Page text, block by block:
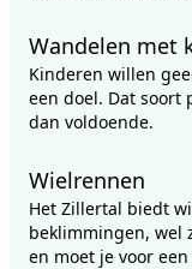
Wandelen met
Kinderen willen
een doel. Dat soort
dan voldoende.
Wielrennen
Het Zillertal biedt
beklimmingen, wel
en moet je voor